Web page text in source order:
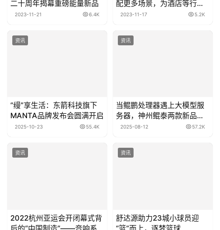
二十周年揭幕重磅能量新品
2023-11-21 6.4K
配更多场景，为酒店等行业
智慧化服务赋能
2023-11-17 5.2K
资讯
“缦”享生活：东箭科技旗下
MANTA品牌发布会圆满开启
2025-10-23 55.4K
资讯
当鲲鹏处理器遇上大模型服
务器，神州鲲泰两款新品重
塑智算产业格局
2025-08-12 57.2K
资讯
2022杭州亚运会开闭幕式背
后的“中国制造”——音响系
资讯
舒达源助力23城小球员迎
“篮”而上，逐梦篮球